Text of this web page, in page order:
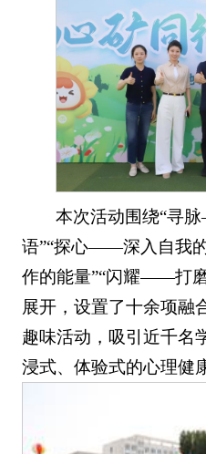
本次活动围绕“寻
语”“探心——深入自我
作的能量”“闪耀——打
展开，设置了十余项融
趣味活动，吸引近千名
浸式、体验式的心理健